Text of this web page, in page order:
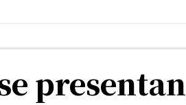
presentan